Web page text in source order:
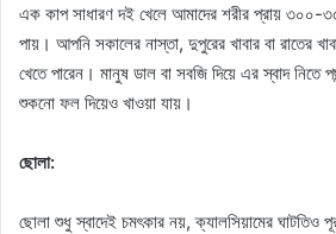
এক কাপ সাধারণ দই খেলে আমাদের শরীর প্রায় ৩০০-
পায়। আপনি সকালের নাস্তা, দুপুরের খাবার বা রাতের
খেতে পারেন। মানুষ ডাল বা সবজি দিয়ে এর স্বাদ নিতে
শুকনো ফল দিয়েও খাওয়া যায়।
ছোলা:
ছোলা শুধু স্বাদেই চমৎকার নয়, ক্যালসিয়ামের